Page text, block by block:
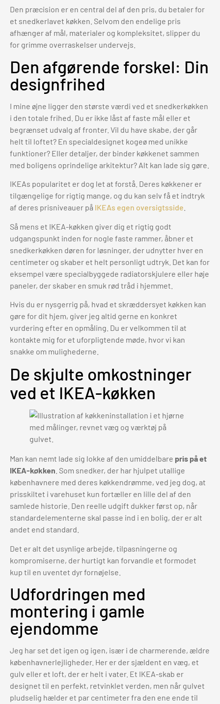
Den præcision er en central del af den pris, du betaler for
et snedkerlavet køkken. Selvom den endelige pris
afhænger af mål, materialer og kompleksitet, slipper du
for grimme overraskelser undervejs.
Den afgørende forskel: Din
designfrihed
I mine øjne ligger den største værdi ved et snedkerkøkken
i den totale frihed. Du er ikke låst af faste mål eller et
begrænset udvalg af fronter. Vil du have skabe, der går
helt til loftet? En specialdesignet kogeø med unikke
funktioner? Eller detaljer, der binder køkkenet sammen
med boligens oprindelige arkitektur? Alt kan lade sig gøre.
IKEAs popularitet er dog let at forstå. Deres køkkener er
tilgængelige for rigtig mange, og du kan selv få et indtryk
af deres prisniveauer på IKEAs egen oversigtsside
Så mens et IKEA-køkken giver dig et rigtig godt
udgangspunkt inden for nogle faste rammer, åbner et
snedkerkøkken døren for løsninger, der udnytter hver en
centimeter og skaber et helt personligt udtryk. Det kan for
eksempel være specialbyggede radiatorskjulere eller høje
paneler, der skaber en smuk rød tråd i hjemmet.
Hvis du er nysgerrig på, hvad et skræddersyet køkken kan
gøre for dit hjem, giver jeg altid gerne en konkret
vurdering efter en opmåling. Du er velkommen til at
kontakte mig for et uforpligtende møde, hvor vi kan
snakke om mulighederne.
De skjulte omkostninger
ved et IKEA-køkken
Man kan nemt lade sig lokke af den umiddelbare pris på et
IKEA-køkken . Som snedker, der har hjulpet utallige
københavnere med deres køkkendrømme, ved jeg dog, at
prisskiltet i varehuset kun fortæller en lille del af den
samlede historie. Den reelle udgift dukker først op, når
standardelementerne skal passe ind i en bolig, der er alt
andet end standard.
Det er alt det usynlige arbejde, tilpasningerne og
kompromiserne, der hurtigt kan forvandle et formodet
kup til en uventet dyr fornøjelse.
Udfordringen med
montering i gamle
ejendomme
Jeg har set det igen og igen, især i de charmerende, ældre
københavnerlejligheder. Her er der sjældent en væg, et
gulv eller et loft, der er helt i vater. Et IKEA-skab er
designet til en perfekt, retvinklet verden, men når gulvet
pludselig hælder et par centimeter fra den ene ende til